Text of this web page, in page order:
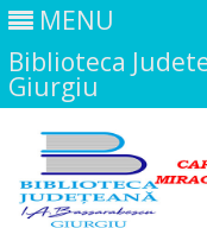
MENU
Biblioteca
Giurgiu